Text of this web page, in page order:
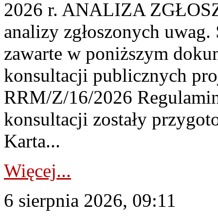
2026 r. ANALIZA
analizy zgłoszonych
zawarte w poniższym
konsultacji publicznych
RRM/Z/16/2026
konsultacji zostały
Karta...
Więcej...
6 sierpnia 2026, 09:11